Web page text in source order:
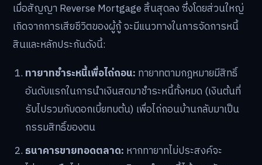
เมื่อสัญญา Reverse Mortgage สิ้นสุดลง ซึ่งโดยส่วนใหญ่
เกิดจากการเสียชีวิตของผู้กู้ จะมีแนวทางในการจัดการหนี้
สินและหลักประกันดังนี้:
ทายาทชำระหนี้เพื่อไถ่ถอน: ทายาทตามกฎหมายมีสิทธิ์
อันดับแรกในการนำเงินสดมาชำระหนี้ทั้งหมด (เงินต้นที่
รับไปรวมกับดอกเบี้ยทบต้น) เพื่อไถ่ถอนบ้านกลับมาเป็น
กรรมสิทธิ์ของตน
ธนาคารขายทอดตลาด: หากทายาทไม่ประสงค์จะ